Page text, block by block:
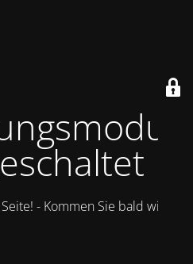
- Kommen Sie bald wieder.